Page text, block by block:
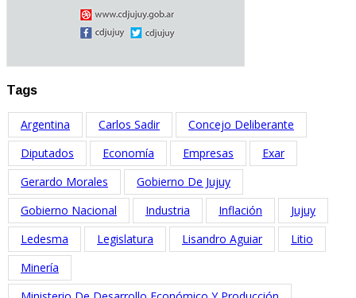
Tags
Argentina Carlos Sadir
Concejo Deliberante
Diputados
Economía Empresas
Exar
Gerardo Morales
Gobierno De Jujuy
Gobierno Nacional
Industria Inflación
Jujuy
Ledesma
Legislatura Lisandro Aguiar
Litio
Minería